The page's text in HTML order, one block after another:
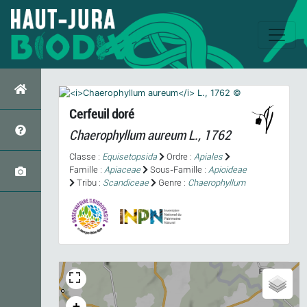
Cerfeuil doré
Chaerophyllum aureumL., 1762
Classe : Equisetopsida Ordre : Apiales
Famille : Apiaceae Sous-Famille : Apioideae
Tribu : Scandiceae Genre : Chaerophyllum